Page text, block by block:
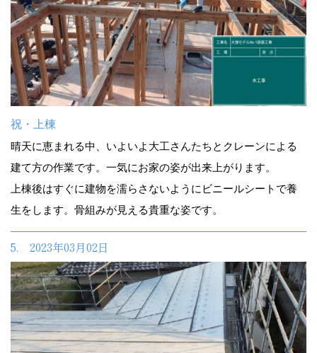
祝・上棟
晴天に恵まれる中、いよいよ大工さんたちとクレーンによる
建て方の作業です。一気にお家の姿が出来上がります。
上棟後はすぐに建物を濡らさないようにビニールシートで養
生をします。骨組みが見える貴重な姿です。
5. 2023年03月02日